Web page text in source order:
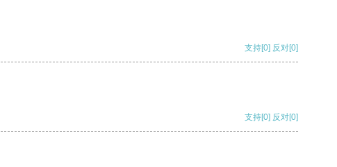
支持[0] 反对[0]
支持[0] 反对[0]